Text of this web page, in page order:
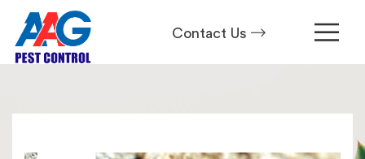
Contact Us